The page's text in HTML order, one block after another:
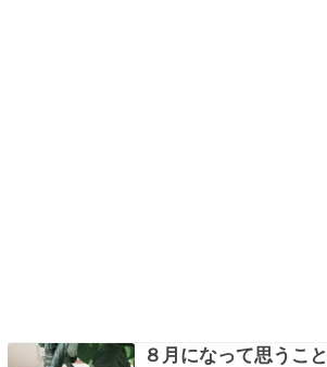
８月になって思うこと